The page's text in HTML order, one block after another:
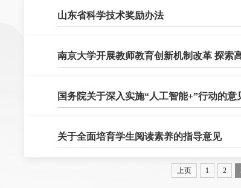
山东省科学技术奖励办法
南京大学开展教师教育创新机制改革 探索
国务院关于深入实施“人工智能+”行动的意
关于全面培育学生阅读素养的指导意见
上页 1 2